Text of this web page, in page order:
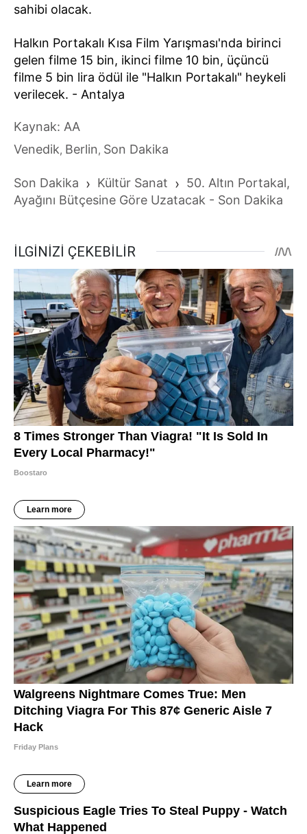
sahibi olacak.
Halkın Portakalı Kısa Film Yarışması'nda birinci
gelen filme 15 bin, ikinci filme 10 bin, üçüncü
filme 5 bin lira ödül ile "Halkın Portakalı" heykeli
verilecek. - Antalya
Kaynak: AA
Venedik, Berlin, Son Dakika
Son Dakika › Kültür Sanat › 50. Altın Portakal,
Ayağını Bütçesine Göre Uzatacak - Son Dakika